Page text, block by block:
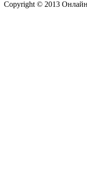
Copyright © 2013